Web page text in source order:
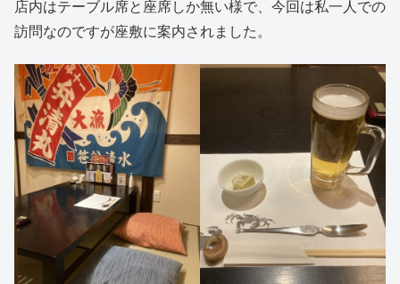
店内はテーブル席と座席しか無い様で、今回は私一人での
訪問なのですが座敷に案内されました。